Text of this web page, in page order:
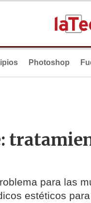
Photoshop
para las
estéticos